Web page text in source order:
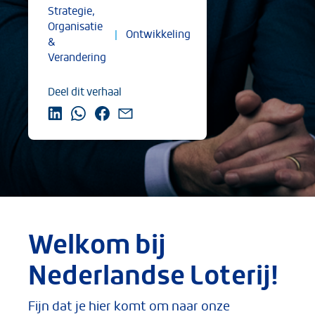
Strategie,
Organisatie
&
Verandering
| Ontwikkeling
Deel dit verhaal
Welkom bij
Nederlandse Loterij!
Fijn dat je hier komt om naar onze